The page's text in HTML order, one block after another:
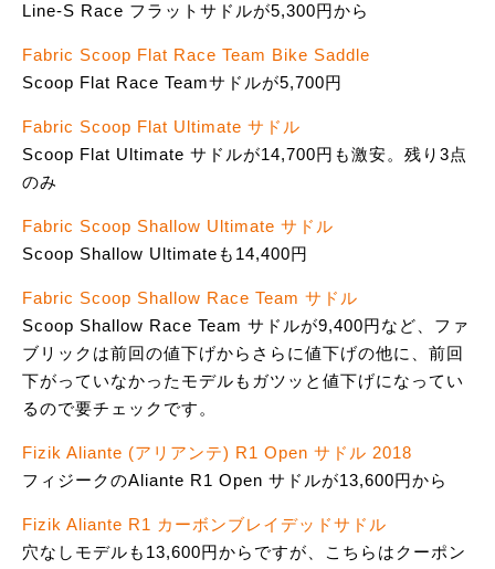
Line-S Race フラットサドルが5,300円から
Fabric Scoop Flat Race Team Bike Saddle
Scoop Flat Race Teamサドルが5,700円
Fabric Scoop Flat Ultimate サドル
Scoop Flat Ultimate サドルが14,700円も激安。残り3点
のみ
Fabric Scoop Shallow Ultimate サドル
Scoop Shallow Ultimateも14,400円
Fabric Scoop Shallow Race Team サドル
Scoop Shallow Race Team サドルが9,400円など、ファ
ブリックは前回の値下げからさらに値下げの他に、前回
下がっていなかったモデルもガツッと値下げになってい
るので要チェックです。
Fizik Aliante (アリアンテ) R1 Open サドル 2018
フィジークのAliante R1 Open サドルが13,600円から
Fizik Aliante R1 カーボンブレイデッドサドル
穴なしモデルも13,600円からですが、こちらはクーポン